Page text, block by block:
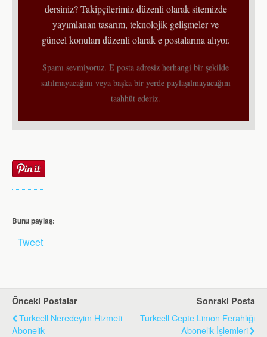
dersiniz? Takipçilerimiz düzenli olarak sitemizde
yayımlanan tasarım, teknolojik gelişmeler ve
güncel konuları düzenli olarak e postalarına alıyor.
Spamı sevmiyoruz. E posta adresiz herhangi bir şekilde
satılmayacağını veya başka bir yerde paylaşılmayacağını
taahhüt ederiz.
Bunu paylaş:
Tweet
Önceki Postalar
Turkcell Neredeyim Hizmeti
Abonelik
Sonraki Posta
Turkcell Cepte Limon Ferahlığı
Abonelik İşlemleri